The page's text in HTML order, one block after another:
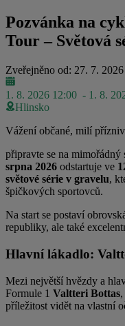
Pozvánka na
Tour – Světová
Zveřejněno od: 27. 7.
1. 8. 2026 12:00 - 1. 8.
Hlinsko
Vážení občané, milí
připravte se na
srpna 2026 odstartuje ve
světové série v gravelu,
špičkových sportovců.
Na start se postaví
republiky, ale také
Hlavní lákadlo:
Mezi největší hvězdy a
Formule 1 Valtteri Bottas
příležitost vidět na vlastní